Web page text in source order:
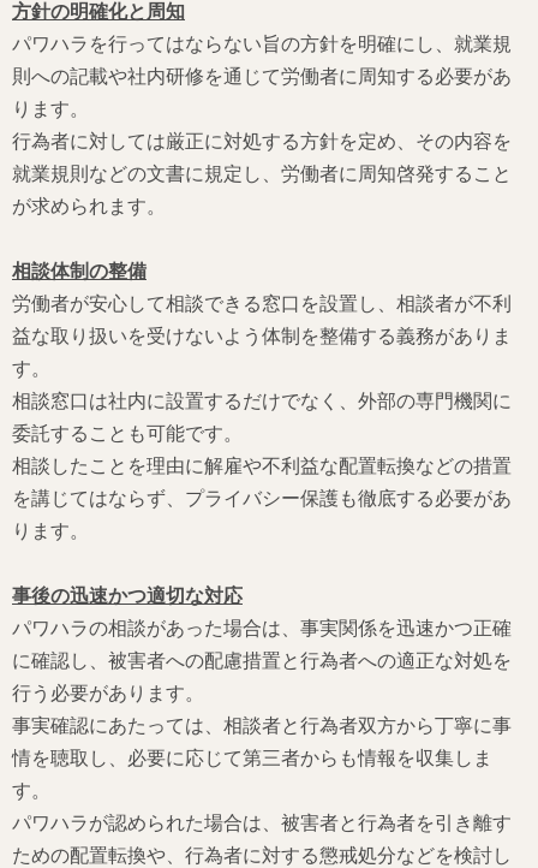
方針の明確化と周知
パワハラを行ってはならない旨の方針を明確にし、就業規
則への記載や社内研修を通じて労働者に周知する必要があ
ります。
行為者に対しては厳正に対処する方針を定め、その内容を
就業規則などの文書に規定し、労働者に周知啓発すること
が求められます。
相談体制の整備
労働者が安心して相談できる窓口を設置し、相談者が不利
益な取り扱いを受けないよう体制を整備する義務がありま
す。
相談窓口は社内に設置するだけでなく、外部の専門機関に
委託することも可能です。
相談したことを理由に解雇や不利益な配置転換などの措置
を講じてはならず、プライバシー保護も徹底する必要があ
ります。
事後の迅速かつ適切な対応
パワハラの相談があった場合は、事実関係を迅速かつ正確
に確認し、被害者への配慮措置と行為者への適正な対処を
行う必要があります。
事実確認にあたっては、相談者と行為者双方から丁寧に事
情を聴取し、必要に応じて第三者からも情報を収集しま
す。
パワハラが認められた場合は、被害者と行為者を引き離す
ための配置転換や、行為者に対する懲戒処分などを検討し